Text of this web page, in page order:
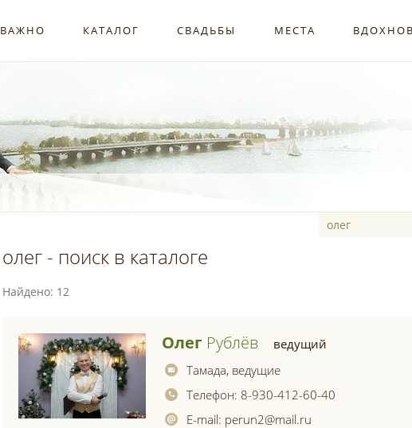
ВАЖНО КАТАЛОГ СВАДЬБЫ МЕСТА
олег - поиск в каталоге
Найдено: 12
Олег Рублёв
ведущий
Тамада, ведущие
Телефон: 8-930-412-60-40
E-mail: perun2@mail.ru